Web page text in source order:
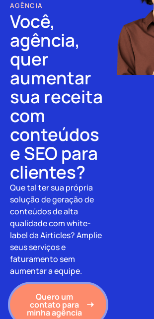
AGÊNCIA
Você,
agência,
quer
aumentar
sua receita
com
conteúdos
e SEO para
clientes?
Que tal ter sua própria
solução de geração de
conteúdos de alta
qualidade com white-
label da Airticles? Amplie
seus serviços e
faturamento sem
aumentar a equipe.
Quero um
contato para
minha agência